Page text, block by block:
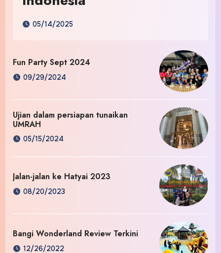
05/14/2025
Fun Party Sept 2024
09/29/2024
Ujian dalam persiapan tunaikan
UMRAH
05/15/2024
Jalan-jalan ke Hatyai 2023
08/20/2023
Bangi Wonderland Review Terkini
12/26/2022